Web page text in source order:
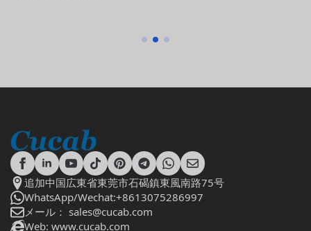
追加中国広東省東莞市石碣鎮東風南路75号
WhatsApp/Wechat:+8613075286997
メール： sales@cucab.com
Web: www.cucab.com